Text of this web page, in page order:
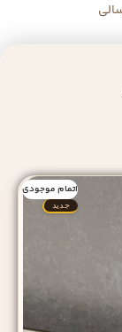
اتمام موجودی
جدید